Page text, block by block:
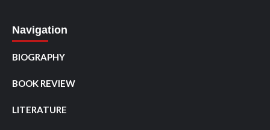
Navigation
BIOGRAPHY
BOOK REVIEW
LITERATURE